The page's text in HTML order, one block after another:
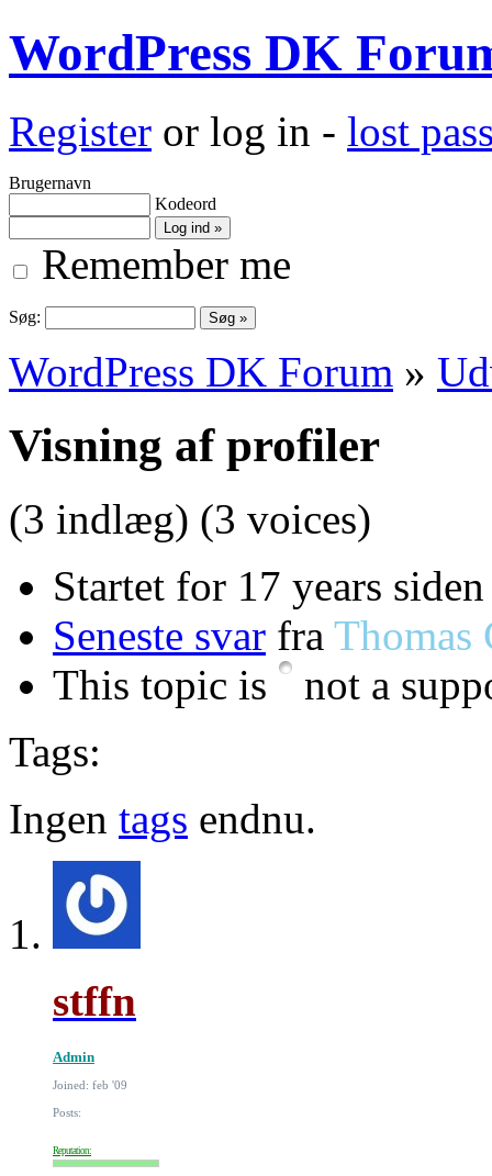
WordPress DK
Register or log in - lost
Brugernavn
Kodeord
Remember me
Søg:
WordPress DK Forum »
Visning af profiler
(3 indlæg) (3 voices)
Startet for 17 years
Seneste svar fra Thomas
This topic is
not a
Tags:
Ingen tags endnu.
stffn
Admin
Joined: feb '09
Posts:
Reputation: